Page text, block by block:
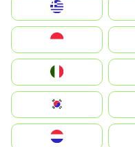
Magyarország
South Korea